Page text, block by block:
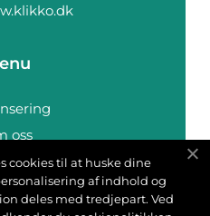
oss
oss
cookies til at huske dine
af indhold og
deles med tredjepart. Ved